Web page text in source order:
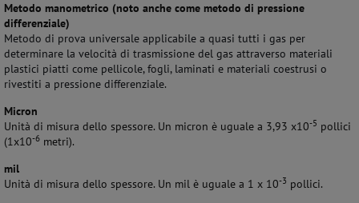
Metodo manometrico (noto anche come metodo di pressione
differenziale)
Metodo di prova universale applicabile a quasi tutti i gas per
determinare la velocità di trasmissione del gas attraverso materiali
plastici piatti come pellicole, fogli, laminati e materiali coestrusi o
rivestiti a pressione differenziale.
Micron
Unità di misura dello spessore. Un micron è uguale a 3,93 x10-5 pollici
(1x10-6 metri).
mil
Unità di misura dello spessore. Un mil è uguale a 1 x 10-3 pollici.